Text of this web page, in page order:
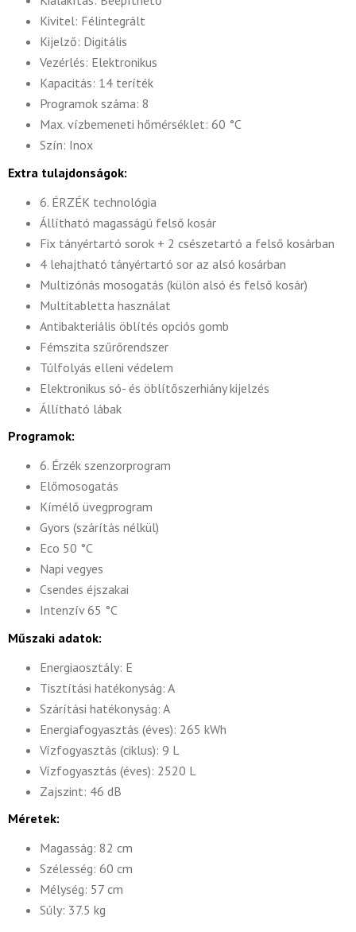
Kivitel: Félintegrált
Kijelző: Digitális
Vezérlés: Elektronikus
Kapacitás: 14 teríték
Programok száma: 8
Max. vízbemeneti hőmérséklet: 60 °C
Szín: Inox
Extra tulajdonságok:
6. ÉRZÉK technológia
Állítható magasságú felső kosár
Fix tányértartó sorok + 2 csészetartó a felső kosárban
4 lehajtható tányértartó sor az alsó kosárban
Multizónás mosogatás (külön alsó és felső kosár)
Multitabletta használat
Antibakteriális öblítés opciós gomb
Fémszita szűrőrendszer
Túlfolyás elleni védelem
Elektronikus só- és öblítőszerhiány kijelzés
Állítható lábak
Programok:
6. Érzék szenzorprogram
Előmosogatás
Kímélő üvegprogram
Gyors (szárítás nélkül)
Eco 50 °C
Napi vegyes
Csendes éjszakai
Intenzív 65 °C
Műszaki adatok:
Energiaosztály: E
Tisztítási hatékonyság: A
Szárítási hatékonyság: A
Energiafogyasztás (éves): 265 kWh
Vízfogyasztás (ciklus): 9 L
Vízfogyasztás (éves): 2520 L
Zajszint: 46 dB
Méretek:
Magasság: 82 cm
Szélesség: 60 cm
Mélység: 57 cm
Súly: 37.5 kg